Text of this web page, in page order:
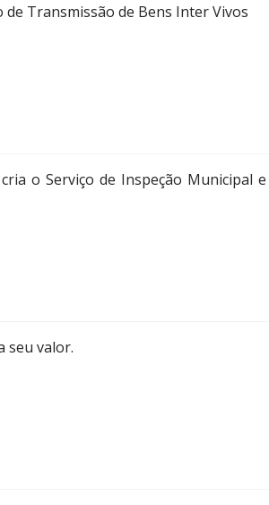
Transmissão de Bens Inter Vivos
o Serviço de Inspeção Municipal
seu valor.